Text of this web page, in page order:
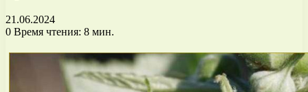
21.06.2024
0 Время чтения: 8 мин.